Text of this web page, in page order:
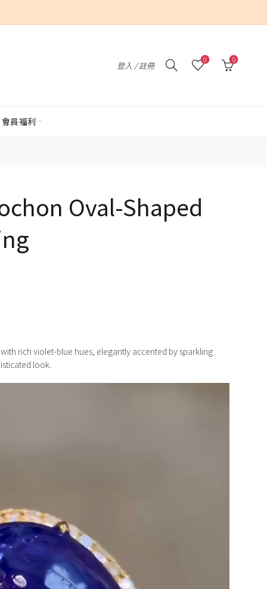
登入 / 註冊
0 0
會員福利
Oval-Shaped
rich violet-blue hues, elegantly accented by sparkling
look.